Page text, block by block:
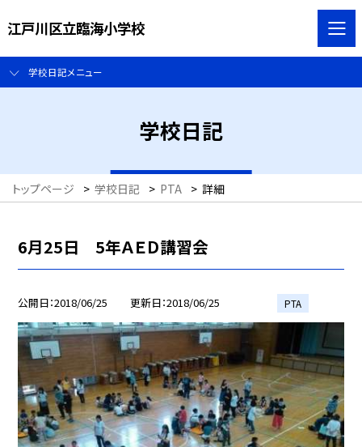
江戸川区立臨海小学校
学校日記メニュー
学校日記
トップページ > 学校日記 > PTA > 詳細
6月25日 5年ＡＥＤ講習会
公開日 2018/06/25 更新日 2018/06/25 PTA